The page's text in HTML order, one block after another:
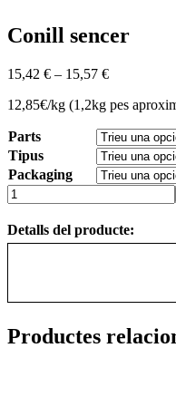
Conill sencer
15,42 € – 15,57 €
12,85€/kg (1,2kg pes
Parts
Tipus
Packaging
Detalls del producte:
Productes